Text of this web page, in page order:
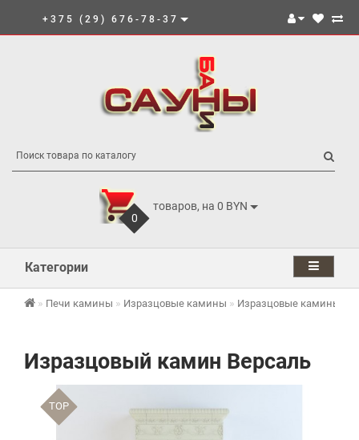
+375 (29) 676-78-37
0
товаров, на 0 BYN
Категории
Печи камины Изразцовые камины Изразцовые камины
Изразцовый камин Версаль
TOP